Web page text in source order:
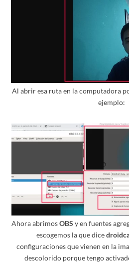
Al abrir esa ruta en la computadora
ejemplo:
Ahora abrimosOBS y en fuentes
escogemos la que dice
configuraciones que vienen en la
descolorido porque tengo